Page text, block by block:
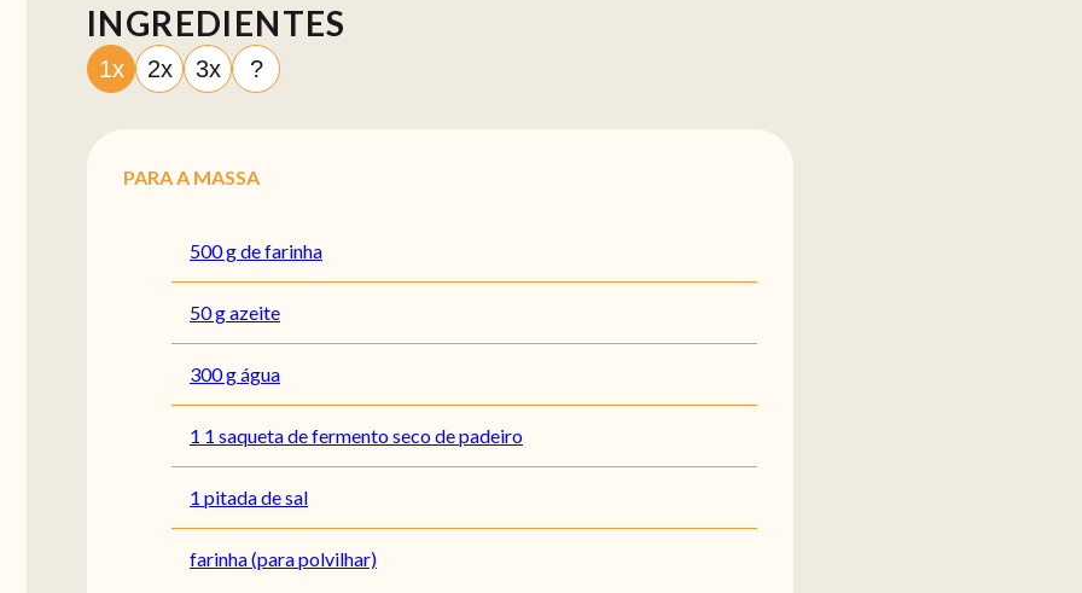
INGREDIENTES
1x 2x 3x ?
PARA A MASSA
500 g de farinha
50 g azeite
300 g água
1 1 saqueta de fermento seco de padeiro
1 pitada de sal
farinha (para polvilhar)